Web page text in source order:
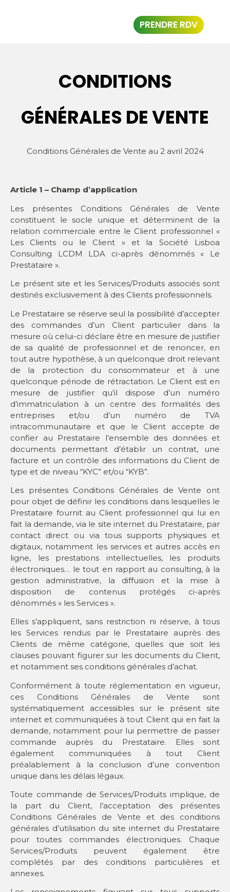
PRENDRE RDV
CONDITIONS
GÉNÉRALES DE VENTE
Conditions Générales de Vente au 2 avril 2024
Article 1 – Champ d’application
Les présentes Conditions Générales de Vente
constituent le socle unique et déterminent de la
relation commerciale entre le Client professionnel «
Les Clients ou le Client » et la Société Lisboa
Consulting LCDM LDA ci-après dénommés « Le
Prestataire ».
Le présent site et les Services/Produits associés sont
destinés exclusivement à des Clients professionnels.
Le Prestataire se réserve seul la possibilité d’accepter
des commandes d’un Client particulier dans la
mesure où celui-ci déclare être en mesure de justifier
de sa qualité de professionnel et de renoncer, en
tout autre hypothèse, à un quelconque droit relevant
de la protection du consommateur et à une
quelconque période de rétractation. Le Client est en
mesure de justifier qu’il dispose d’un numéro
d’immatriculation à un centre des formalités des
entreprises et/ou d’un numéro de TVA
intracommunautaire et que le Client accepte de
confier au Prestataire l’ensemble des données et
documents permettant d’établir un contrat, une
facture et un contrôle des informations du Client de
type et de niveau “KYC” et/ou “KYB”.
Les présentes Conditions Générales de Vente ont
pour objet de définir les conditions dans lesquelles le
Prestataire fournit au Client professionnel qui lui en
fait la demande, via le site internet du Prestataire, par
contact direct ou via tous supports physiques et
digitaux, notamment les services et autres accès en
ligne, les prestations intellectuelles, les produits
électroniques… le tout en rapport au consulting, à la
gestion administrative, la diffusion et la mise à
disposition de contenus protégés ci-après
dénommés « les Services ».
Elles s’appliquent, sans restriction ni réserve, à tous
les Services rendus par le Prestataire auprès des
Clients de même catégorie, quelles que soit les
clauses pouvant figurer sur les documents du Client,
et notamment ses conditions générales d’achat.
Conformément à toute réglementation en vigueur,
ces Conditions Générales de Vente sont
systématiquement accessibles sur le présent site
internet et communiquées à tout Client qui en fait la
demande, notamment pour lui permettre de passer
commande auprès du Prestataire. Elles sont
également communiquées à tout Client
préalablement à la conclusion d’une convention
unique dans les délais légaux.
Toute commande de Services/Produits implique, de
la part du Client, l’acceptation des présentes
Conditions Générales de Vente et des conditions
générales d’utilisation du site internet du Prestataire
pour toutes commandes électroniques. Chaque
Services/Produits peuvent également être
complétés par des conditions particulières et
annexes.